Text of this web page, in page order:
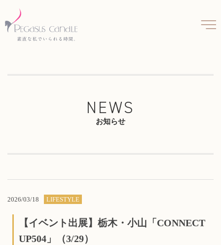
お知らせ
NEWS
2026/03/18 LIFESTYLE
【イベント出展】栃木・小山「CONNECT
UP504」（3/29）